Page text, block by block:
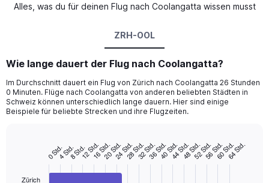
Alles, was du für deinen Flug nach Coolangatta wissen musst
ZRH-OOL
Wie lange dauert der Flug nach Coolangatta?
Im Durchschnitt dauert ein Flug von Zürich nach Coolangatta 26 Stunden
0 Minuten. Flüge nach Coolangatta von anderen beliebten Städten in
Schweiz können unterschiedlich lange dauern. Hier sind einige
Beispiele für beliebte Strecken und ihre Flugzeiten.
Zürich
0 Std.4 Std.8 Std.12 Std.16 Std.20 Std.24 Std.28 Std.32 Std.36 Std.40 Std.44 Std.48 Std.52 Std.56 Std.60 Std.64 Std.